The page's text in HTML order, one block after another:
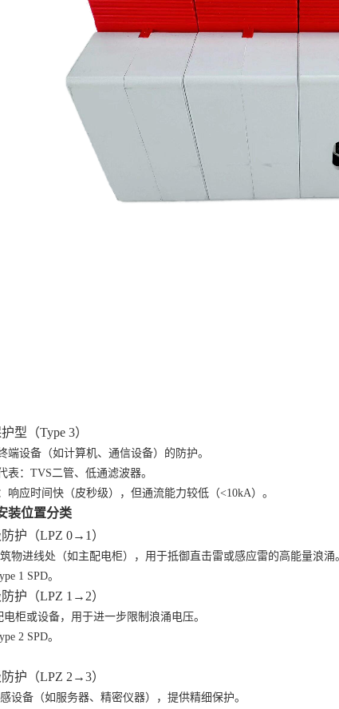
型（Type 3）
端设备（如计算机、通信设备）的防护。
表： TVS二管、低通滤波器。
响应时间快（皮秒级），但通流能力较低（<10kA）。
装位置分类
护（LPZ 0→ 1 ）
物进线处（如主配电柜），用于抵御直击雷或感应雷的高能量浪涌
1 SPD。
护（LPZ 1 → 2）
电柜或设备，用于进一步限制浪涌电压。
2 SPD。
护（LPZ 2 →3）
设备（如服务器、精密仪器），提供精细保护。